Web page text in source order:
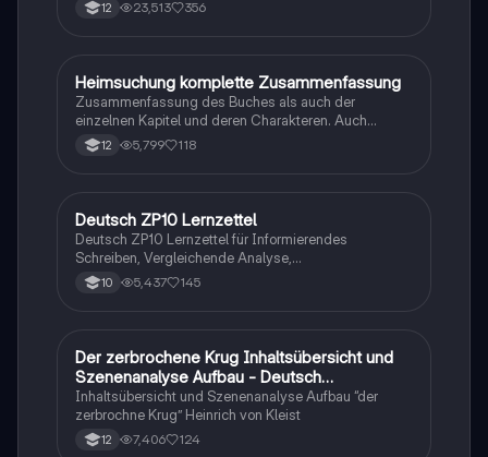
12 23,513 356
Deutsch
Heimsuchung komplette Zusammenfassung
Zusammenfassung des Buches als auch der
einzelnen Kapitel und deren Charakteren. Auch
tabellarisch. Im Unterricht ohne KI erstellt
12 5,799 118
Deutsch
Deutsch ZP10 Lernzettel
Deutsch ZP10 Lernzettel für Informierendes
Schreiben, Vergleichende Analyse,
Sachtexte/Roman/Gedicht..
10 5,437 145
Deutsch
Der zerbrochene Krug Inhaltsübersicht und
Szenenanalyse Aufbau - Deutsch
Q1/Q2/Abitur
Inhaltsübersicht und Szenenanalyse Aufbau “der
zerbrochne Krug” Heinrich von Kleist
12 7,406 124